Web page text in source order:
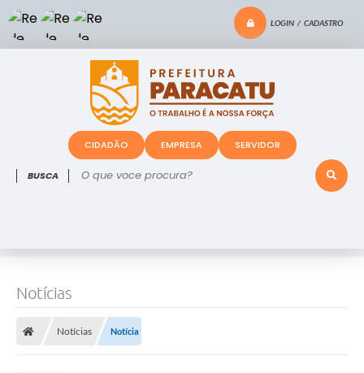
LOGIN / CADASTRO
O que voce procura?
CIDADÃO EMPRESA SERVIDOR
Notícias
Notícias Notícia